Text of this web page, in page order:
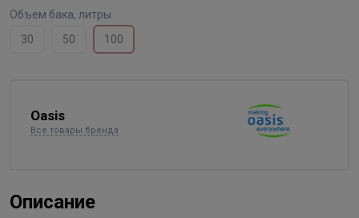
Объем бака, литры
30
50 100
Oasis
Все товары бренда
Описание